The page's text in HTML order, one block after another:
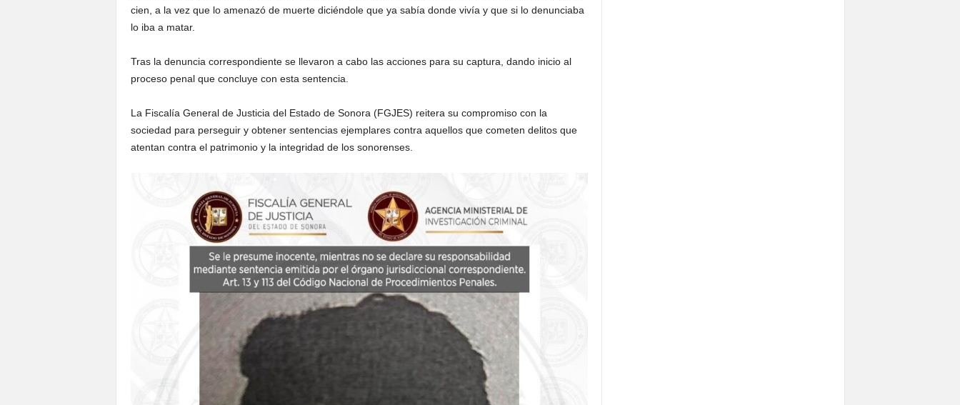
cien, a la vez que lo amenazó de muerte diciéndole que ya sabía donde vivía y que si lo denunciaba
lo iba a matar.
Tras la denuncia correspondiente se llevaron a cabo las acciones para su captura, dando inicio al
proceso penal que concluye con esta sentencia.
La Fiscalía General de Justicia del Estado de Sonora (FGJES) reitera su compromiso con la
sociedad para perseguir y obtener sentencias ejemplares contra aquellos que cometen delitos que
atentan contra el patrimonio y la integridad de los sonorenses.